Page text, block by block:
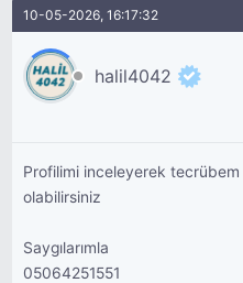
10-05-2026, 16:17:32
halil4042
Profilimi inceleyerek
olabilirsiniz
Saygılarımla
05064251551